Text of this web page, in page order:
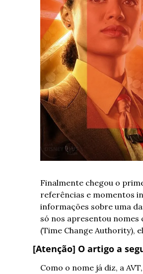
Finalmente chegou o
referências e momentos
informações sobre uma
só nos apresentou nomes
(Time Change Authority),
[Atenção] O artigo a
Como o nome já diz, a